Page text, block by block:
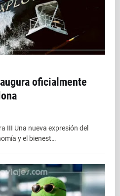
oficialmente
III Una nueva expresión del
y el bienest…